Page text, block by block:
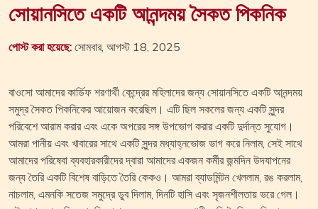
সোয়ানসিতে একটি আনন্দময় সৈকত পিকনিক
পোস্ট করা হয়েছে: সোমবার, আগস্ট 18, 2025
বাওসো আমাদের কার্ডিফ শরণার্থী কেন্দ্রের মহিলাদের জন্য সোয়ানসিতে একটি আনন্দময়
সমুদ্র সৈকত পিকনিকের আয়োজন করেছিল। এটি ছিল সকলের জন্য একটি সুন্দর
পরিবেশে আরাম করার এবং একে অপরের সঙ্গ উপভোগ করার একটি দুর্দান্ত সুযোগ।
আমরা পানীয় এবং খাবারের সাথে একটি সুন্দর মধ্যাহ্নভোজ ভাগ করে নিলাম, সেই সাথে
আমাদের পরিষেবা ব্যবহারকারীদের দ্বারা আমাদের একজন কর্মীর জন্মদিন উদযাপনের
জন্য তৈরি একটি বিশেষ বাড়িতে তৈরি কেকও। আমরা ব্যাডমিন্টন খেললাম, রঙ করলাম,
নাচলাম, এমনকি সতেজ সমুদ্রে ডুব দিলাম, দিনটি হাসি এবং সৃজনশীলতায় ভরে গেল।